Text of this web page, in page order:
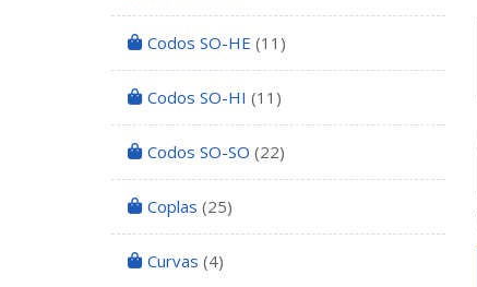
Codos SO-HE (11)
Codos SO-HI (11)
Codos SO-SO (22)
Coplas (25)
Curvas (4)